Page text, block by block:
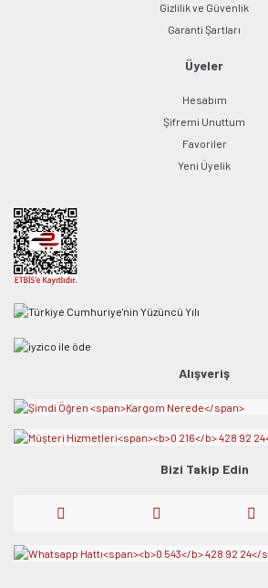
Gizlilik ve Güvenlik
Garanti Şartları
Üyeler
Hesabım
Şifremi Unuttum
Favoriler
Yeni Üyelik
Alışveriş
Bizi Takip Edin